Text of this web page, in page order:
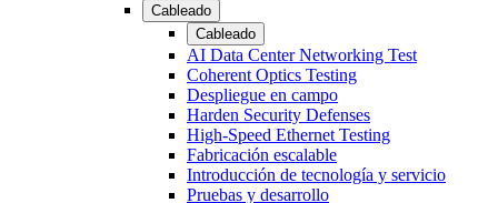
Cableado
Cableado
AI Data Center Networking Test
Coherent Optics Testing
Despliegue en campo
Harden Security Defenses
High-Speed Ethernet Testing
Fabricación escalable
Introducción de tecnología y servicio
Pruebas y desarrollo